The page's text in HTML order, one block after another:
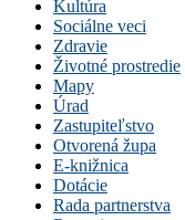
Kultúra
Sociálne veci
Zdravie
Životné prostredie
Mapy
Úrad
Zastupiteľstvo
Otvorená župa
E-knižnica
Dotácie
Rada partnerstva